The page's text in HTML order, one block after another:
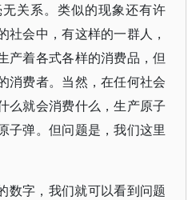
关系。类似的现象还有许
社会中，有这样的一群人，
产着各式各样的消费品，但
消费者。当然，在任何社会
么就会消费什么，生产原子
子弹。但问题是，我们这里
数字，我们就可以看到问题